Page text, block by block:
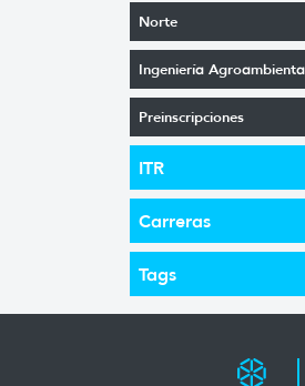
Norte
Ingeniería
Preinscripciones
ITR
Carreras
Tags